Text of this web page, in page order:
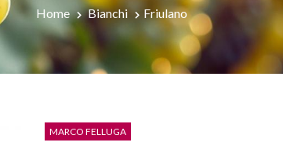
Home Bianchi Friulano
MARCO FELLUGA